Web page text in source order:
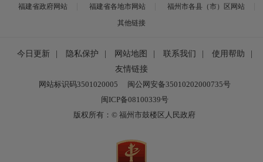
福建省政府网站 福建省各地市网站
福州市各县（市）区网站
其他链接
今日更新 隐私保护 网站地图 联系我们 使用帮助
友情链接
网站标识码3501020005
闽公网安备35010202000735号
闽ICP备08100339号
版权所有：© 福州市鼓楼区人民政府